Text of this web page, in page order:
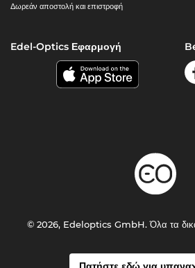
Δωρεάν αποστολή και επιστροφή
Edel-Optics Εφαρμογή
© 2026, Edeloptics GmbH. Όλα τα